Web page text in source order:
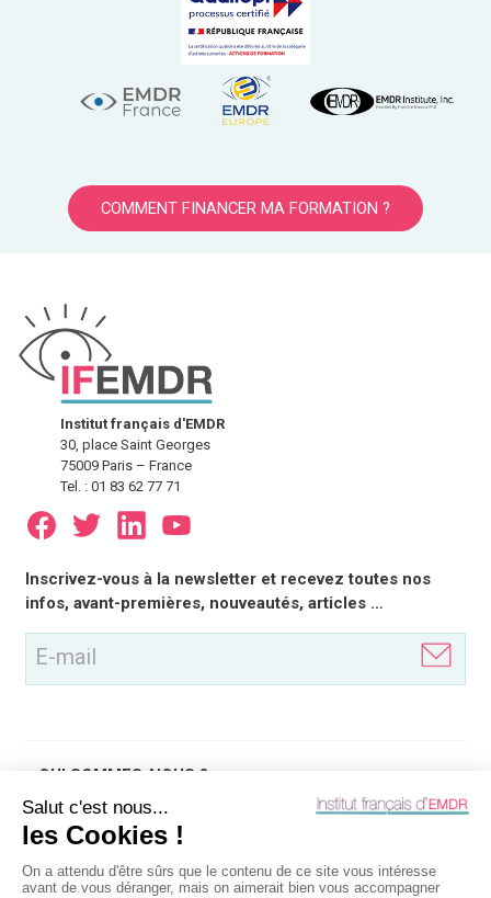
COMMENT FINANCER MA FORMATION ?
Institut français d'EMDR
30, place Saint Georges
75009 Paris – France
Tel. : 01 83 62 77 71
E-
mail
(Nécessaire)
Inscrivez-vous à la newsletter et recevez toutes nos
infos, avant-premières, nouveautés, articles …
QUI SOMMES-NOUS ?
QU'EST-CE QUE